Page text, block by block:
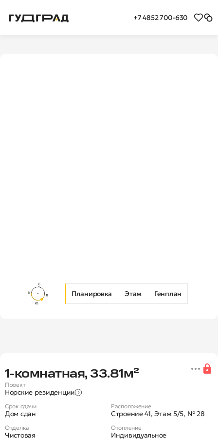
+7 4852 700-630
Планировка Этаж Генплан
Новая 1-комнатная квартира в
1‑комнатная, 33.81м²
Проект
Норские резиденции
Срок сдачи
Дом сдан
Расположение
Строение 41, Этаж 5/5, № 28
Отделка
Чистовая
Отопление
Индивидуальное